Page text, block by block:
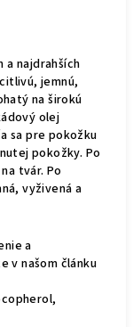
a najdrahších
jemnú,
na širokú
olej
sa pre pokožku
pokožky. Po
tvár. Po
vyživená a
a
v našom článku